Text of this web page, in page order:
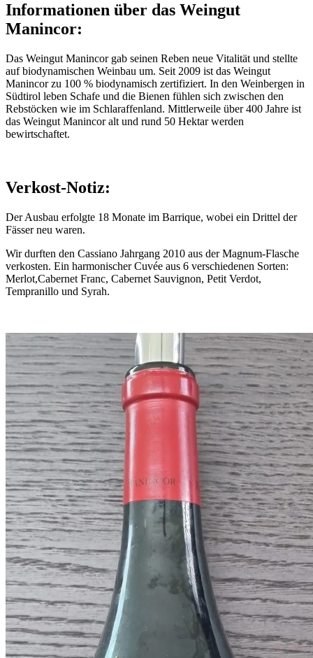
Informationen über das Weingut
Manincor:
Das Weingut Manincor gab seinen Reben neue Vitalität und stellte
auf biodynamischen Weinbau um. Seit 2009 ist das Weingut
Manincor zu 100 % biodynamisch zertifiziert. In den Weinbergen in
Südtirol leben Schafe und die Bienen fühlen sich zwischen den
Rebstöcken wie im Schlaraffenland. Mittlerweile über 400 Jahre ist
das Weingut Manincor alt und rund 50 Hektar werden
bewirtschaftet.
Verkost-Notiz:
Der Ausbau erfolgte 18 Monate im Barrique, wobei ein Drittel der
Fässer neu waren.
Wir durften den Cassiano Jahrgang 2010 aus der Magnum-Flasche
verkosten. Ein harmonischer Cuvée aus 6 verschiedenen Sorten:
Merlot,Cabernet Franc, Cabernet Sauvignon, Petit Verdot,
Tempranillo und Syrah.